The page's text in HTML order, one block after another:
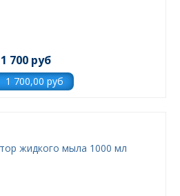
1 700 руб
жидкого мыла 1000 мл